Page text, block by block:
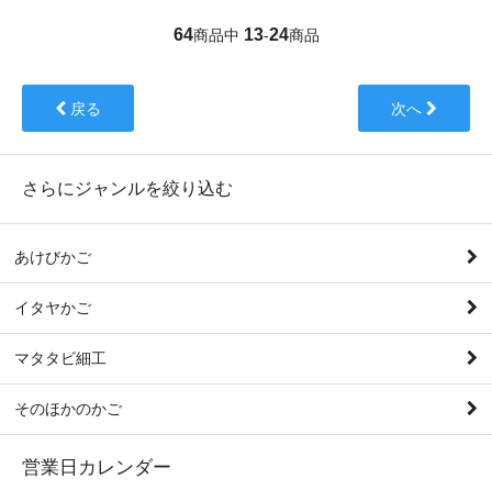
64商品中 13-24商品
戻る 次へ
さらにジャンルを絞り込む
あけびかご
イタヤかご
マタタビ細工
そのほかのかご
営業日カレンダー